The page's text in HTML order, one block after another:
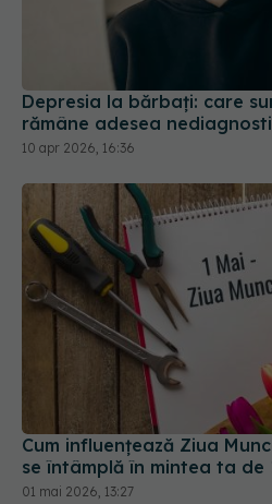
Depresia la bărbați: care
rămâne adesea
10 apr 2026, 16:36
Cum influențează Ziua
se întâmplă în mintea ta de